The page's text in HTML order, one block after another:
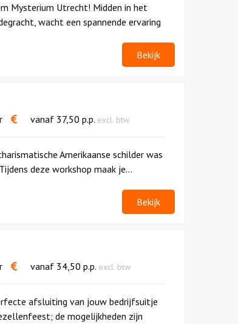
Mysterium Utrecht! Midden in het
wacht een spannende ervaring
Bekijk
vanaf 37,50 p.p. excl. btw
Amerikaanse schilder was
deze workshop maak je...
Bekijk
vanaf 34,50 p.p. excl. btw
afsluiting van jouw bedrijfsuitje
de mogelijkheden zijn